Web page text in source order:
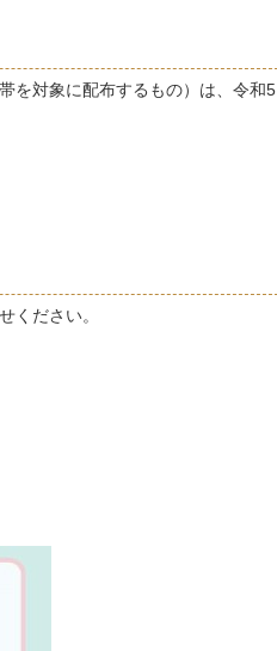
を対象に配布するもの）は、令和5
ください。